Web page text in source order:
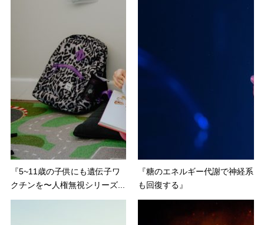
『5~11歳の子供にも遺伝子ワ
クチンを〜人権無視シリーズ...
『糖のエネルギー代謝で神経系
も回復する』